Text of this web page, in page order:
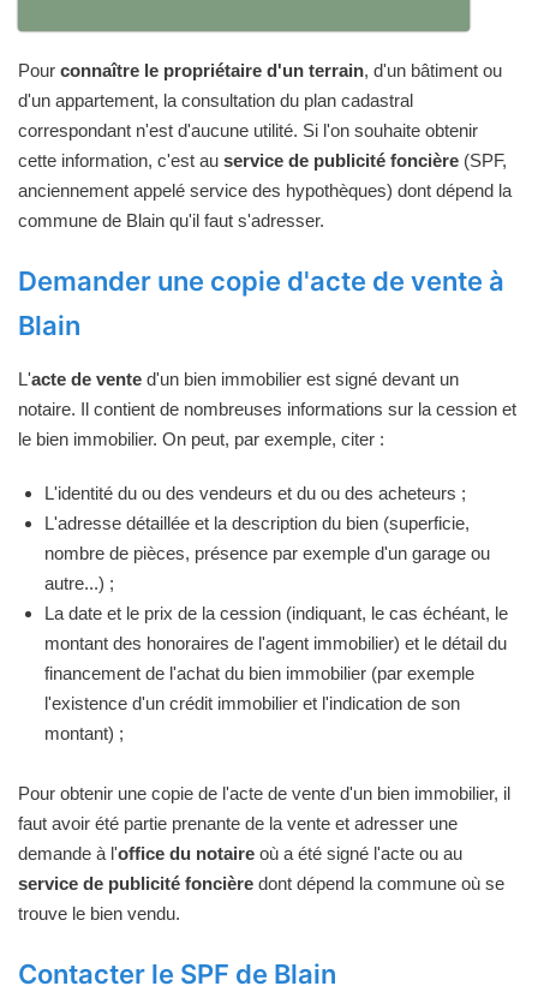
Pour connaître le propriétaire d'un terrain, d'un bâtiment ou
d'un appartement, la consultation du plan cadastral
correspondant n'est d'aucune utilité. Si l'on souhaite obtenir
cette information, c'est au service de publicité foncière (SPF,
anciennement appelé service des hypothèques) dont dépend la
commune de Blain qu'il faut s'adresser.
Demander une copie d'acte de vente à
Blain
L'acte de vente d'un bien immobilier est signé devant un
notaire. Il contient de nombreuses informations sur la cession et
le bien immobilier. On peut, par exemple, citer :
L'identité du ou des vendeurs et du ou des acheteurs ;
L'adresse détaillée et la description du bien (superficie,
nombre de pièces, présence par exemple d'un garage ou
autre...) ;
La date et le prix de la cession (indiquant, le cas échéant, le
montant des honoraires de l'agent immobilier) et le détail du
financement de l'achat du bien immobilier (par exemple
l'existence d'un crédit immobilier et l'indication de son
montant) ;
Pour obtenir une copie de l'acte de vente d'un bien immobilier, il
faut avoir été partie prenante de la vente et adresser une
demande à l'office du notaire où a été signé l'acte ou au
service de publicité foncière dont dépend la commune où se
trouve le bien vendu.
Contacter le SPF de Blain